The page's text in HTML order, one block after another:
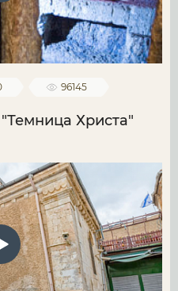
96145
Христа"